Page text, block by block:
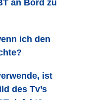
an Bord zu
ich den
ist
des Tv’s